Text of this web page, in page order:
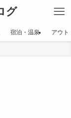
グ
宿泊・温泉 アウト